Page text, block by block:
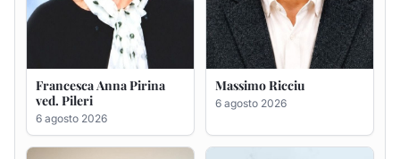
Maria Teresa Floris ved.
Renzo Murrai